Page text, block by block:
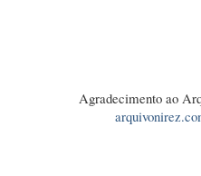
Agradecimento ao